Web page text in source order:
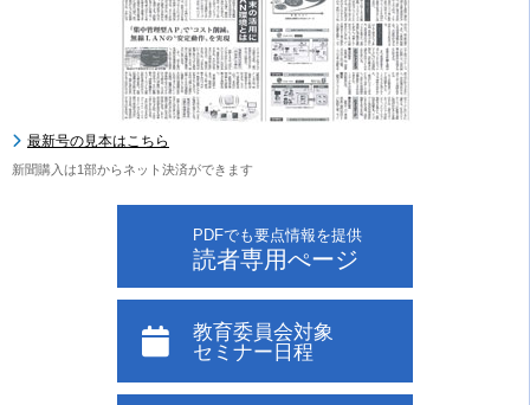
最新号の見本はこちら
新聞購入は1部からネット決済ができます
PDFでも要点情報を提供
読者専用ぺージ
教育委員会対象
セミナー日程